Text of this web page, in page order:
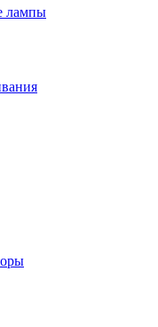
лампы